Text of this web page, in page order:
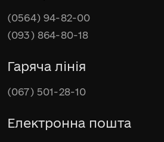
(0564) 94-82-00
(093) 864-80-18
Гаряча лінія
(067) 501-28-10
Електронна пошта